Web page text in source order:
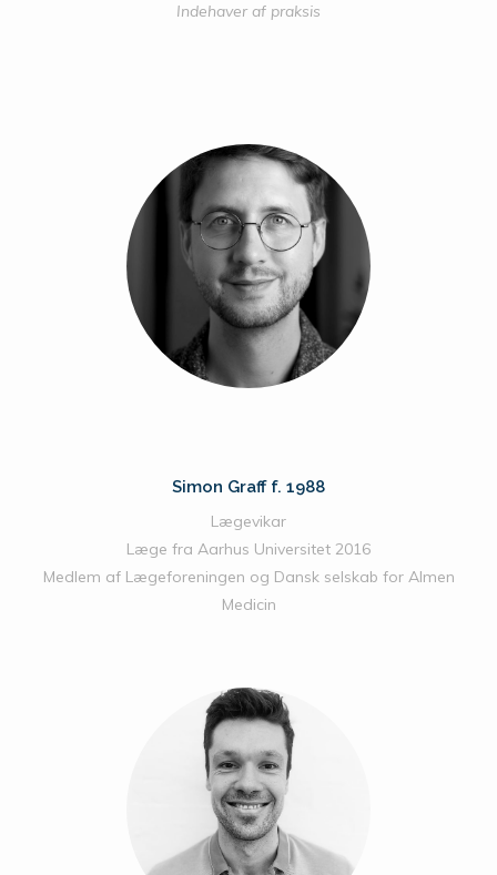
Indehaver af praksis
Simon Graff f. 1988
Lægevikar
Læge fra Aarhus Universitet 2016
Medlem af Lægeforeningen og Dansk selskab for Almen
Medicin